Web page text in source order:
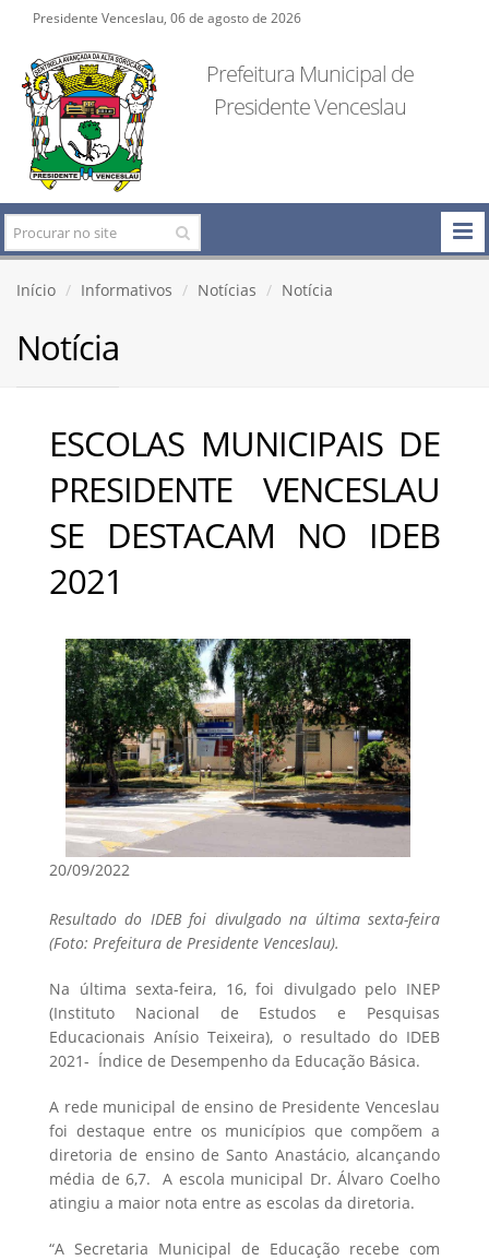
Presidente Venceslau, 06 de agosto de 2026
Prefeitura Municipal de
Presidente Venceslau
Início Informativos Notícias Notícia
Notícia
ESCOLAS MUNICIPAIS DE
PRESIDENTE VENCESLAU
SE DESTACAM NO IDEB
2021
20/09/2022
Resultado do IDEB foi divulgado na última sexta-feira
(Foto: Prefeitura de Presidente Venceslau).
Na última sexta-feira, 16, foi divulgado pelo INEP
(Instituto Nacional de Estudos e Pesquisas
Educacionais Anísio Teixeira), o resultado do IDEB
2021- Índice de Desempenho da Educação Básica.
A rede municipal de ensino de Presidente Venceslau
foi destaque entre os municípios que compõem a
diretoria de ensino de Santo Anastácio, alcançando
média de 6,7. A escola municipal Dr. Álvaro Coelho
atingiu a maior nota entre as escolas da diretoria.
“A Secretaria Municipal de Educação recebe com